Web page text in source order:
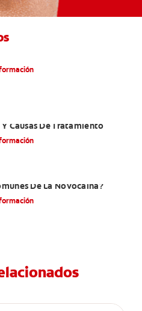
Causas De Tratamiento
De La Novocaína?